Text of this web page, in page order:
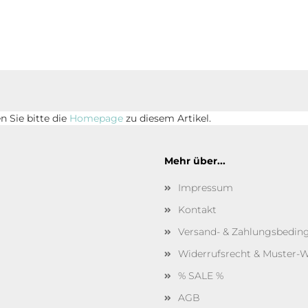
Sie bitte die Homepage zu diesem Artikel.
Mehr über...
Impressum
Kontakt
Versand- &
Widerrufsrecht & Muster-
% SALE %
AGB